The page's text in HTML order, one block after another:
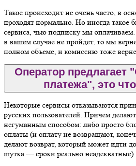
Такое происходит не очень часто, в
проходят нормально. Но иногда такое
сервиса, чью подписку мы
в вашем случае не пройдет, то мы
полном объеме, и комиссию тоже
Оператор предлагает
платежа", это
Некоторые сервисы отказываются
русских пользователей. Причем
негуманным способом: либо просто
оплаты (и оплату не возвращают,
делают возврат, который может идти
шутка — сроки реально неадекватные).